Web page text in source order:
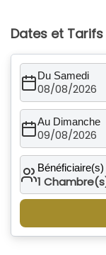
Dates et Tarifs
Du Samedi
08/08/2026
Au Dimanche
09/08/2026
Bénéficiaire(s)
1